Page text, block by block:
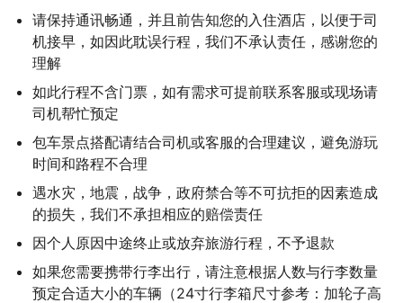
请保持通讯畅通，并且前告知您的入住酒店，以便于司
机接早，如因此耽误行程，我们不承认责任，感谢您的
理解
如此行程不含门票，如有需求可提前联系客服或现场请
司机帮忙预定
包车景点搭配请结合司机或客服的合理建议，避免游玩
时间和路程不合理
遇水灾，地震，战争，政府禁合等不可抗拒的因素造成
的损失，我们不承担相应的赔偿责任
因个人原因中途终止或放弃旅游行程，不予退款
如果您需要携带行李出行，请注意根据人数与行李数量
预定合适大小的车辆（24寸行李箱尺寸参考：加轮子高